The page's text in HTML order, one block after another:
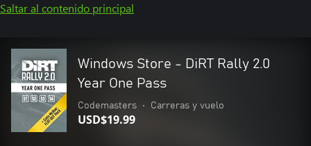
Saltar al contenido principal
Windows Store - DiRT Rally 2.0
Year One Pass
Codemasters • Carreras y vuelo
USD$19.99